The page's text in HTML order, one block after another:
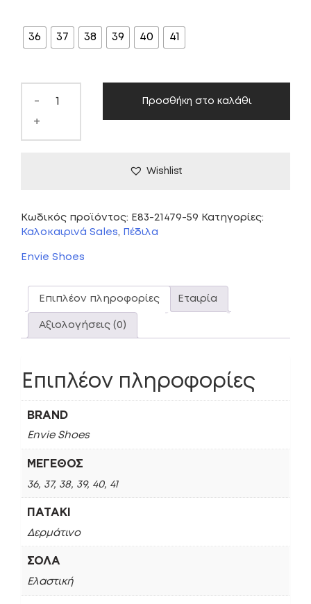
79,00 €.είναι:
36 37 38 39 40 41
-
+
Προσθήκη στο καλάθι
Wishlist
Κωδικός προϊόντος: E83-21479-59 Κατηγορίες:
Καλοκαιρινά Sales, Πέδιλα
Envie Shoes
Επιπλέον πληροφορίες Εταιρία
Αξιολογήσεις (0)
Επιπλέον πληροφορίες
BRAND
Envie Shoes
ΜΈΓΕΘΟΣ
36, 37, 38, 39, 40, 41
ΠΑΤΆΚΙ
Δερμάτινο
ΣΌΛΑ
Ελαστική